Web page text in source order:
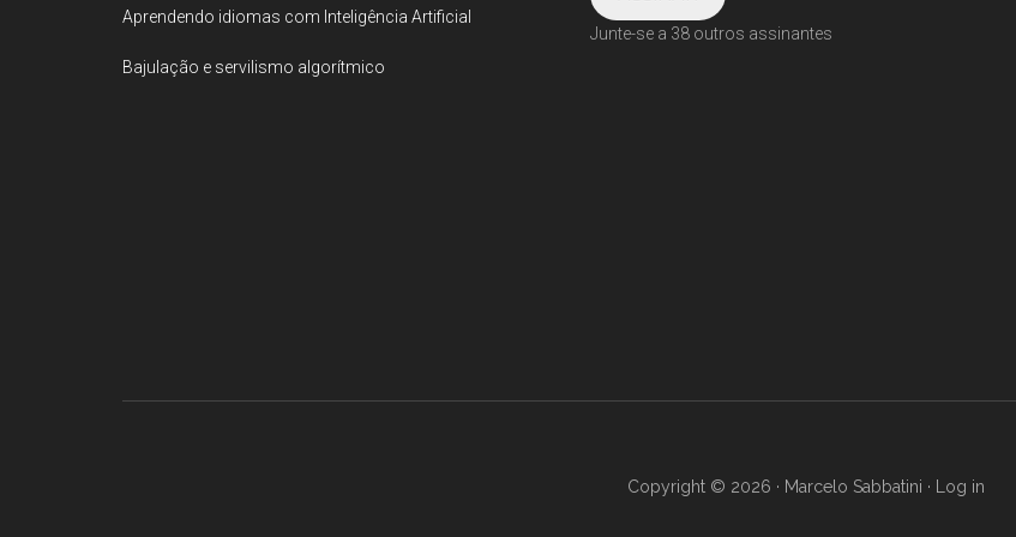
Aprendendo idiomas com Inteligência Artificial
Bajulação e servilismo algorítmico
Junte-se a 38 outros assinantes
Copyright © 2026 · Marcelo Sabbatini · Log in